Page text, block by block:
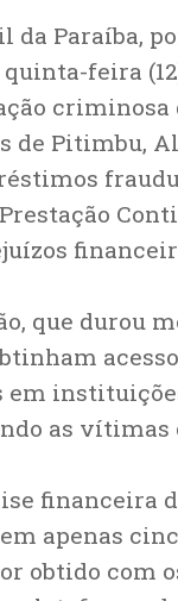
Paraíba,
feira
criminosa
de Pitimbu,
que durou
em
as
financeira
apenas
obtido com